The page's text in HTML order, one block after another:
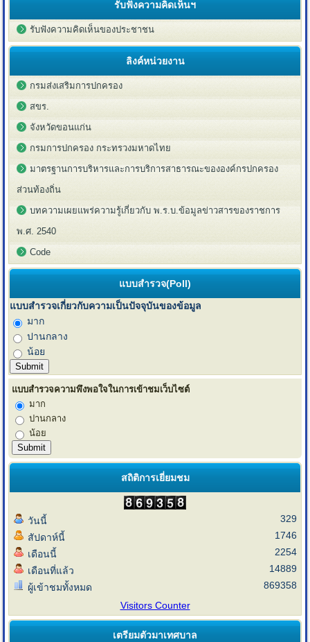
รับฟังความคิดเห็นฯ
รับฟังความคิดเห็นของประชาชน
ลิงค์หน่วยงาน
กรมส่งเสริมการปกครอง
สขร.
จังหวัดขอนแก่น
กรมการปกครอง กระทรวงมหาดไทย
มาตรฐานการบริหารและการบริการสาธารณะขององค์กรปกครอง
ส่วนท้องถิ่น
บทความเผยแพร่ความรู้เกี่ยวกับ พ.ร.บ.ข้อมูลข่าวสารของราชการ
พ.ศ. 2540
Code
แบบสำรวจ(Poll)
แบบสำรวจเกี่ยวกับความเป็นปัจจุบันของข้อมูล
มาก
ปานกลาง
น้อย
แบบสำรวจความพึงพอใจในการเข้าชมเว็บไซต์
มาก
ปานกลาง
น้อย
สถิติการเยี่ยมชม
วันนี้
สัปดาห์นี้
เดือนนี้
เดือนที่แล้ว
ผู้เข้าชมทั้งหมด
329
1746
2254
14889
869358
Visitors Counter
เตรียมตัวมาเทศบาล